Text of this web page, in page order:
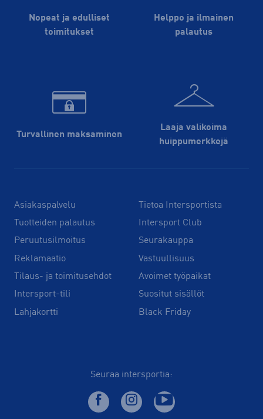
Nopeat ja edulliset
toimitukset
Helppo ja ilmainen
palautus
Turvallinen maksaminen
Laaja valikoima
huippu­merkkejä
Asiakaspalvelu
Tuotteiden palautus
Peruutusilmoitus
Reklamaatio
Tilaus- ja toimitusehdot
Intersport-tili
Lahjakortti
Tietoa Intersportista
Intersport Club
Seurakauppa
Vastuullisuus
Avoimet työpaikat
Suositut sisällöt
Black Friday
Seuraa intersportia: